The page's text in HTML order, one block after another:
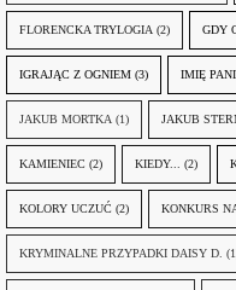
FLORENCKA TRYLOGIA (2) GDY
IGRAJĄC Z OGNIEM (3) IMIĘ PANI
JAKUB MORTKA (1) JAKUB
KAMIENIEC (2) KIEDY... (2)
KOLORY UCZUĆ (2) KONKURS
KRYMINALNE PRZYPADKI DAISY D.